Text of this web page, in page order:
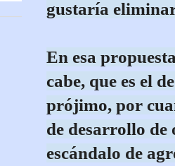
gustaría
En esa
cabe, que es el
prójimo, por
de desarrollo de
escándalo de